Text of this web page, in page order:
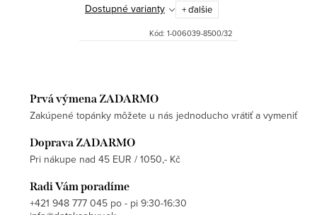
Dostupné varianty + ďalšie
Kód: 1-006039-8500/32
Prvá výmena ZADARMO
Zakúpené topánky môžete u nás jednoducho vrátiť a vymeniť
Doprava ZADARMO
Pri nákupe nad 45 EUR / 1050,- Kč
Radi Vám poradíme
+421 948 777 045 po - pi 9:30-16:30